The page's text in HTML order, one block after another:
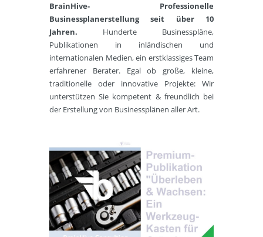
BrainHive- Professionelle
Businessplanerstellung seit über 10
Jahren. Hunderte Businesspläne,
Publikationen in inländischen und
internationalen Medien, ein erstklassiges Team
erfahrener Berater. Egal ob große, kleine,
traditionelle oder innovative Projekte: Wir
unterstützen Sie kompetent & freundlich bei
der Erstellung von Businessplänen aller Art.